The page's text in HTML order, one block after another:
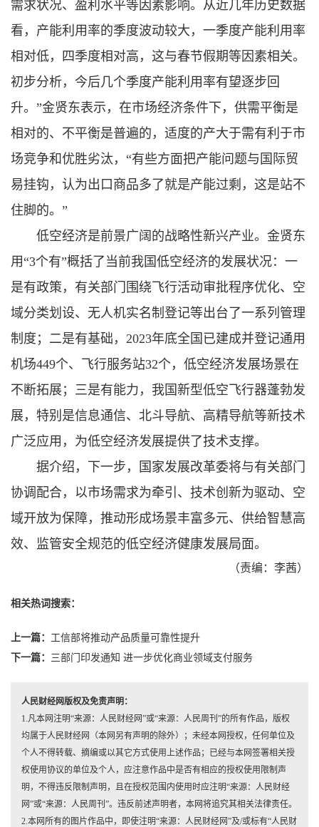
需求状况、盈利水平等因素影响。从近几年历史数据
看，产能利用率的季度波动较大，一季度产能利用率
相对低，四季度相对高，这与春节假期等因素相关。
初步分析，今后几个季度产能利用率有望逐步回
升。”金贤东表示，在市场经济条件下，供需平衡是
相对的、不平衡是普遍的，适度的产大于需有利于市
场竞争和优胜劣汰，“有些方面把产能问题与国际贸
易挂钩，认为出口商品多了就是产能过剩，这是站不
住脚的。”
低空经济是前景广阔的战略性新兴产业。金贤东
用“3个有”概括了当前我国低空经济的发展状况：一
是有政策，有关部门围绕飞行活动审批程序优化、空
域分类划设、无人机实名制登记等出台了一系列管理
制度；二是有基础，2023年底全国已建成并登记通用
机场449个、飞行服务站32个，低空经济发展场景在
不断拓展；三是有能力，我国新型低空飞行器蓬勃发
展，特别是信息通信、北斗导航、高精导航等新技术
广泛应用，为低空经济发展提供了技术支撑。
据介绍，下一步，国家发展改革委将与有关部门
协调配合，以市场需求为牵引、技术创新为驱动、空
域开放为保障，推动形成场景丰富多元、供给智慧高
效、监管安全规范的低空经济健康发展局面。
（责编：李茜）
相关热词搜索：
上一篇： 工信部将推动产品质量可靠性提升
下一篇： 三部门印发通知 进一步优化商业领域支付服务
人民财经网版权及免责声明：
1.凡本网注明“来源：人民财经网”或“来源：人民周刊”的所有作品，版权
均属于人民财经网（本网另有声明的除外）；未经本网授权，任何单位及
个人不得转载、摘编或以其它方式使用上述作品；已经与本网签署相关授
权使用协议的单位及个人，应注意作品中是否有相应的授权使用限制声
明，不得违反限制声明，且在授权范围内使用时应注明“来源：人民财经
网”或“来源：人民周刊”。违反前述声明者，本网将追究其相关法律责任。
2.本网所有的图片作品中，即使注明“来源：人民财经网”及/或标有“人民财